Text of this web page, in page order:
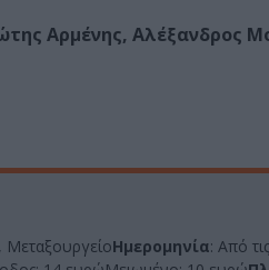
Αρμένης, Αλέξανδρος
Ημερομηνία: Από